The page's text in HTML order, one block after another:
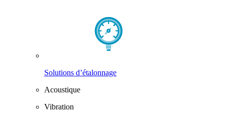
Solutions d’étalonnage
Acoustique
Vibration